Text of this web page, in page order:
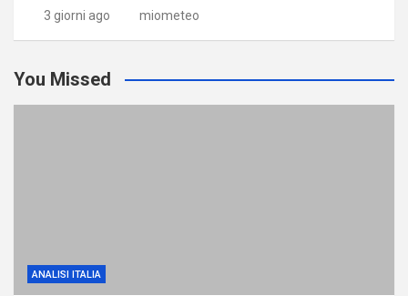
3 giorni ago miometeo
You Missed
ANALISI ITALIA